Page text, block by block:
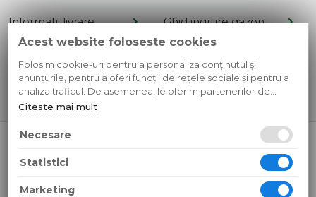
Informatii livrare
Termeni si conditii
Cont client
Contact
Ghid ingrijire gazon
Retur produse
Metode de plata
Confidentialitate
Toate preturile sunt exprimate in lei si includ tva. Ofertele sunt
Acest website foloseste cookies
Folosim cookie-uri pentru a personaliza conținutul și
anunțurile, pentru a oferi funcții de rețele sociale și pentru a
analiza traficul. De asemenea, le oferim partenerilor de
rețele sociale, de publicitate și de analize informații cu privire
la modul în care folosiți site-ul nostru. Aceștia le pot combina
cu alte informații oferite de dvs. sau culese în urma folosirii
Citeste mai mult
Necesare
Statistici
Marketing